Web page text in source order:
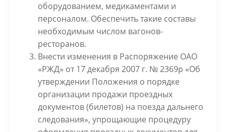
оборудованием, медикаментами и
персоналом. Обеспечить такие составы
необходимым числом вагонов-
ресторанов.
Внести изменения в Распоряжение ОАО
«РЖД» от 17 декабря 2007 г. № 2369р «Об
утверждении Положения о порядке
организации продажи проездных
документов (билетов) на поезда дальнего
следования», упрощающие процедуру